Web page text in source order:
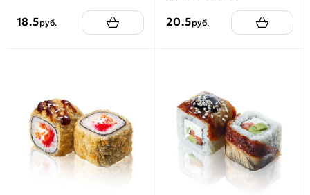
18.5руб. 20.5руб.